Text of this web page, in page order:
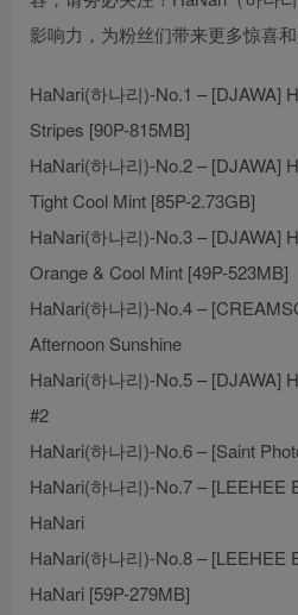
影响力，为粉丝们带来更多惊喜和
HaNari(하나리)-No.1 – [DJAWA]
Stripes [90P-815MB]
HaNari(하나리)-No.2 – [DJAWA]
Tight Cool Mint [85P-2.73GB]
HaNari(하나리)-No.3 – [DJAWA]
Orange & Cool Mint [49P-523MB]
HaNari(하나리)-No.4 –
Afternoon Sunshine
HaNari(하나리)-No.5 – [DJAWA]
#2
HaNari(하나리)-No.6 – [Saint
HaNari(하나리)-No.7 – [LEEHEE
HaNari
HaNari(하나리)-No.8 – [LEEHEE
HaNari [59P-279MB]